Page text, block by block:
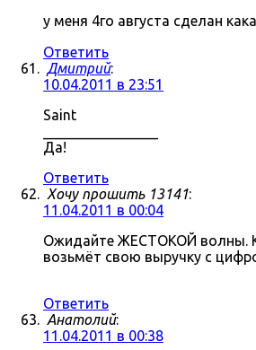
у меня 4го августа сделан
Ответить
Дмитрий:
10.04.2011 в 23:51
Saint
Да!
Ответить
Хочу прошить 13141:
11.04.2011 в 00:04
Ожидайте ЖЕСТОКОЙ волны.
возьмёт свою выручку с
Ответить
Анатолий:
11.04.2011 в 00:38